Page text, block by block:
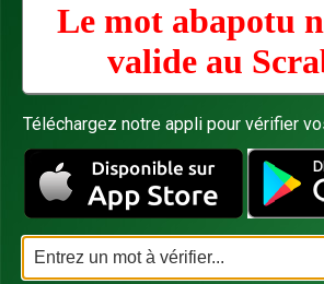
Le mot abapotu
valide au
Téléchargez notre appli pour vérifier